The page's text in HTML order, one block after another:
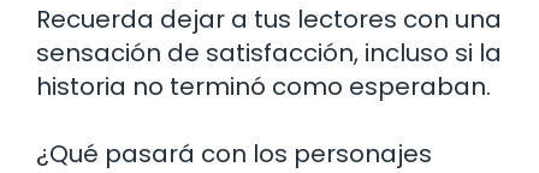
Recuerda dejar a tus lectores con una
sensación de satisfacción, incluso si la
historia no terminó como esperaban.
¿Qué pasará con los personajes